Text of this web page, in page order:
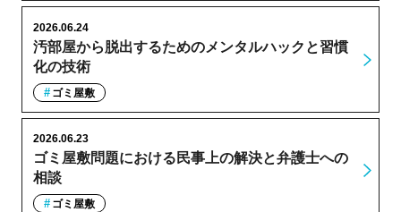
汚部屋から脱出するためのメンタルハックと習慣
化の技術
2026.06.24
ゴミ屋敷
ゴミ屋敷問題における民事上の解決と弁護士への
相談
2026.06.23
ゴミ屋敷